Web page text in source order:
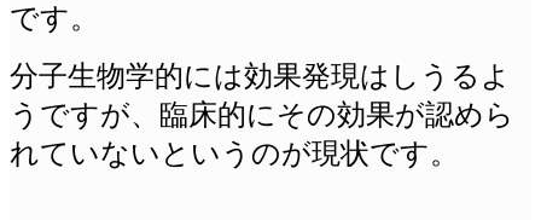
です。
分子生物学的には効果発現はしうるよ
うですが、臨床的にその効果が認めら
れていないというのが現状です。